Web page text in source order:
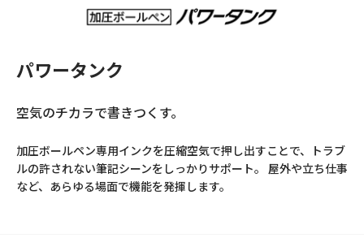
パワータンク
空気のチカラで書きつくす。
加圧ボールペン専用インクを圧縮空気で押し出すことで、トラブ
ルの許されない筆記シーンをしっかりサポート。 屋外や立ち仕事
など、あらゆる場面で機能を発揮します。